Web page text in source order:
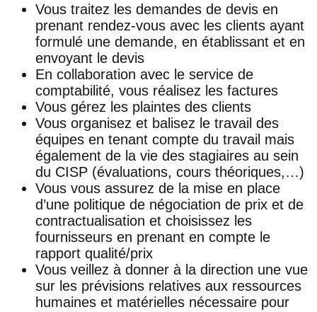
Vous traitez les demandes de devis en
prenant rendez-vous avec les clients ayant
formulé une demande, en établissant et en
envoyant le devis
En collaboration avec le service de
comptabilité, vous réalisez les factures
Vous gérez les plaintes des clients
Vous organisez et balisez le travail des
équipes en tenant compte du travail mais
également de la vie des stagiaires au sein
du CISP (évaluations, cours théoriques,…)
Vous vous assurez de la mise en place
d’une politique de négociation de prix et de
contractualisation et choisissez les
fournisseurs en prenant en compte le
rapport qualité/prix
Vous veillez à donner à la direction une vue
sur les prévisions relatives aux ressources
humaines et matérielles nécessaire pour